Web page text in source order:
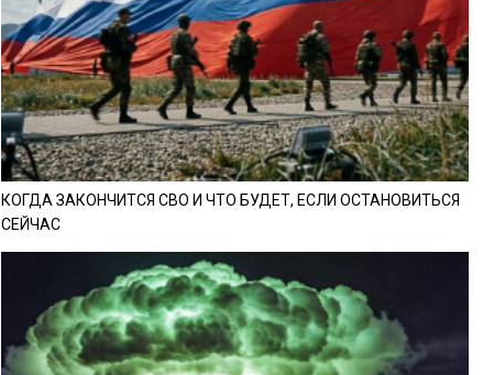
КОГДА ЗАКОНЧИТСЯ СВО И ЧТО БУДЕТ, ЕСЛИ ОСТАНОВИТЬСЯ
СЕЙЧАС